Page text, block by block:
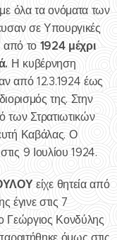
όλα τα ονόματα των
σε Υπουργικές
από το 1924 μέχρι
Η κυβέρνηση
από 12.3.1924 έως
της. Στην
των Στρατιωτικών
Καβάλας. Ο
9 Ιουλίου 1924.
είχε θητεία από
έγινε στις 7
Γεώργιος Κονδύλης